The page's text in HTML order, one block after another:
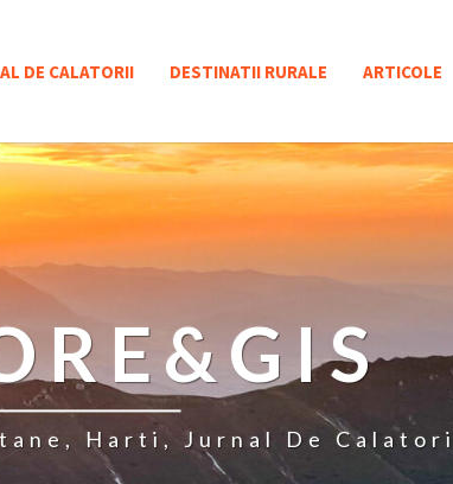
DE CALATORII DESTINATII RURALE ARTICOLE
Harti, Jurnal De